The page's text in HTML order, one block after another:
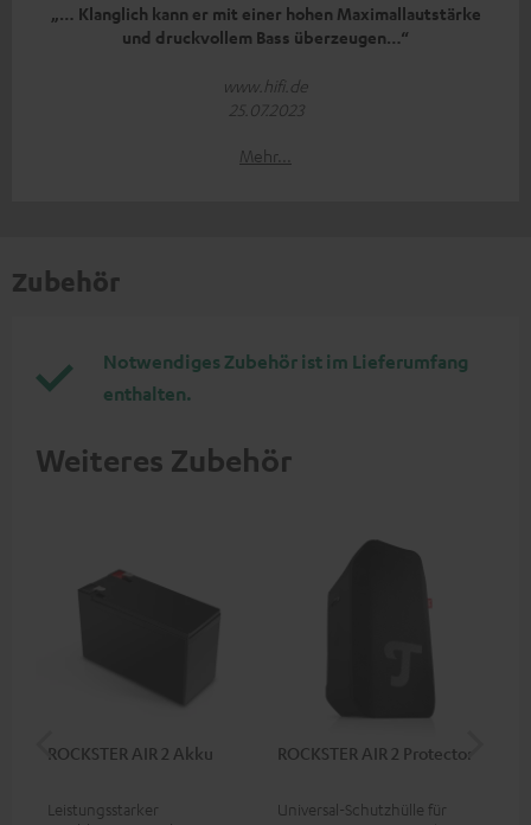
„… Klanglich kann er mit einer hohen Maximallautstärke
und druckvollem Bass überzeugen…“
www.hifi.de
25.07.2023
Mehr...
Zubehör
Notwendiges Zubehör ist im Lieferumfang
enthalten.
Weiteres Zubehör
ROCKSTER AIR 2 Akku
Leistungsstarker
ROCKSTER AIR 2 Protector
Universal-Schutzhülle für